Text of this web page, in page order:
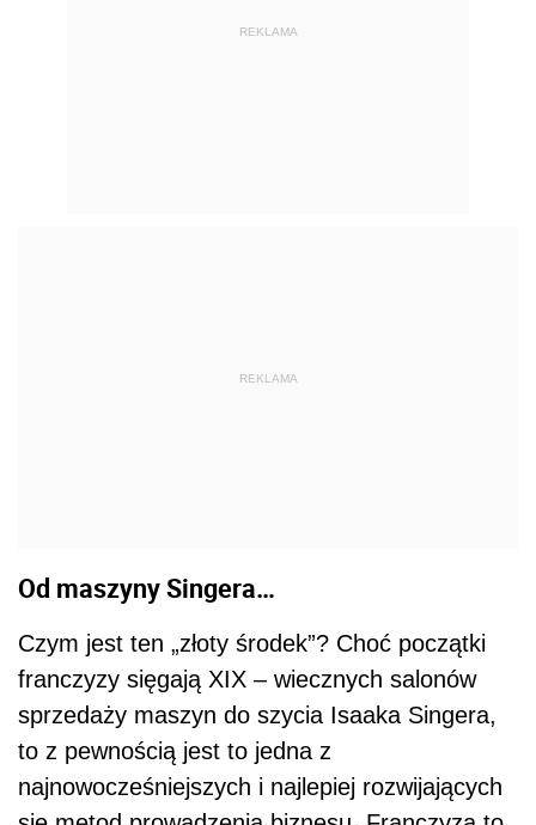
REKLAMA
REKLAMA
Od maszyny Singera…
Czym jest ten „złoty środek”? Choć początki
franczyzy sięgają XIX – wiecznych salonów
sprzedaży maszyn do szycia Isaaka Singera,
to z pewnością jest to jedna z
najnowocześniejszych i najlepiej rozwijających